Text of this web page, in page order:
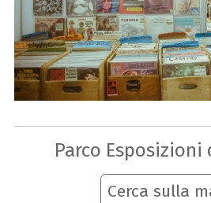
Parco Esposizioni
Cerca sulla